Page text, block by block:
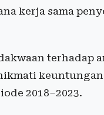
kerja sama
terhadap
2018–2023.